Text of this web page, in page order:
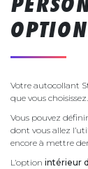
Votre autocollant
que vous choisissez.
Vous pouvez
dont vous allez
encore à mettre
L’option intérieur